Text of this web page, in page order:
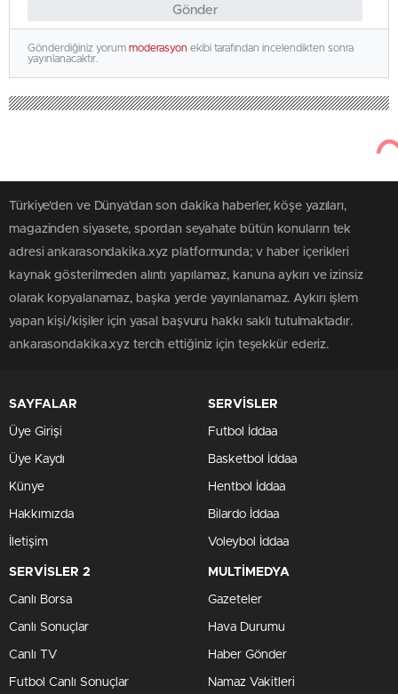
Gönder
Gönderdiğiniz yorum moderasyon ekibi tarafından incelendikten sonra
yayınlanacaktır.
Türkiye'den ve Dünya’dan son dakika haberler, köşe yazıları,
magazinden siyasete, spordan seyahate bütün konuların tek
adresi ankarasondakika.xyz platformunda; v haber içerikleri
kaynak gösterilmeden alıntı yapılamaz, kanuna aykırı ve izinsiz
olarak kopyalanamaz, başka yerde yayınlanamaz. Aykırı işlem
yapan kişi/kişiler için yasal başvuru hakkı saklı tutulmaktadır.
ankarasondakika.xyz tercih ettiğiniz için teşekkür ederiz.
SAYFALAR
Üye Girişi
Üye Kaydı
Künye
Hakkımızda
İletişim
SERVİSLER
Futbol İddaa
Basketbol İddaa
Hentbol İddaa
Bilardo İddaa
Voleybol İddaa
SERVİSLER 2
Canlı Borsa
Canlı Sonuçlar
Canlı TV
Futbol Canlı Sonuçlar
MULTİMEDYA
Gazeteler
Hava Durumu
Haber Gönder
Namaz Vakitleri